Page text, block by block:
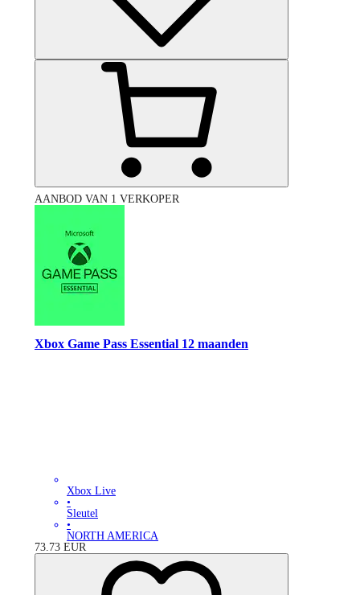
AANBOD VAN 1 VERKOPER
Xbox Game Pass Essential 12 maanden
Xbox Live
•
Sleutel
•
NORTH AMERICA
73.73 EUR